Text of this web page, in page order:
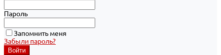
Пароль
Запомнить меня
Забыли пароль?